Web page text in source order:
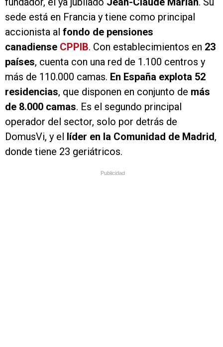
sede está en Francia y tiene como principal
accionista al fondo de pensiones
canadiense CPPIB. Con establecimientos en 23
países, cuenta con una red de 1.100 centros y
más de 110.000 camas. En España explota 52
residencias, que disponen en conjunto de más
de 8.000 camas. Es el segundo principal
operador del sector, solo por detrás de
DomusVi, y el líder en la Comunidad de Madrid,
donde tiene 23 geriátricos.
Publicidad